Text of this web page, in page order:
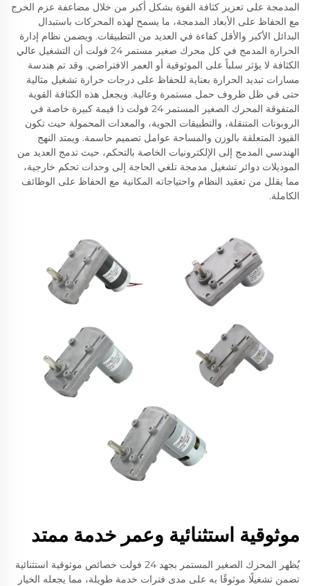
المدمجة على تعزيز كثافة القوة بشكل أكبر من خلال مضاعفة عزم الخرج
مع الحفاظ على الأبعاد المدمجة، ما يسمح لهذه المحركات باستبدال
البدائل الأكبر والأقل كفاءة في العديد من التطبيقات. ويضمن نظام إدارة
الحرارة المدمج في كل محرك صغير مستمر 24 فولت أن التشغيل عالي
الكثافة لا يؤثر سلباً على الموثوقية أو العمر الافتراضي. وقد تم هندسة
مسارات تبديد الحرارة بعناية للحفاظ على درجات حرارة تشغيل مثالية
حتى في ظل ظروف حمل مستمرة وعالية. ويجعل هذه الكثافة القوية
المتفوقة المحرك الصغير المستمر 24 فولت ذا قيمة كبيرة خاصة في
الروبوتات المتنقلة، والتطبيقات الجوية، والمعدات المحمولة حيث تكون
القيود المتعلقة بالوزن والمساحة عوامل تصميم حاسمة. ويمتد النهج
الهندسي المدمج إلى الإلكترونيات الخاصة بالتحكم، حيث تدمج العديد من
الموديلات دوائر تشغيل مدمجة تلغي الحاجة إلى وحدات تحكم خارجية،
مما يقلل من تعقيد النظام واحتياجاته المكانية مع الحفاظ على الوظائف
الكاملة.
موثوقية استثنائية وعمر خدمة ممتد
يُظهر المحرك الصغير المستمر بجهد 24 فولت خصائص موثوقية استثنائية
تضمن تشغيلًا موثوقًا به على مدى فترات خدمة طويلة، مما يجعله الخيار